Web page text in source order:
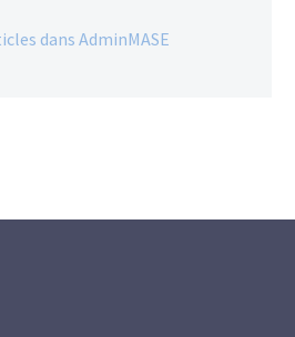
dans AdminMASE